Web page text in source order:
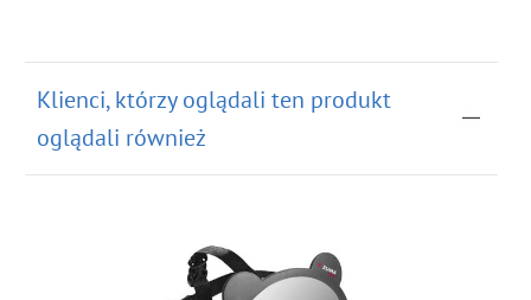
Klienci, którzy oglądali ten produkt
oglądali również